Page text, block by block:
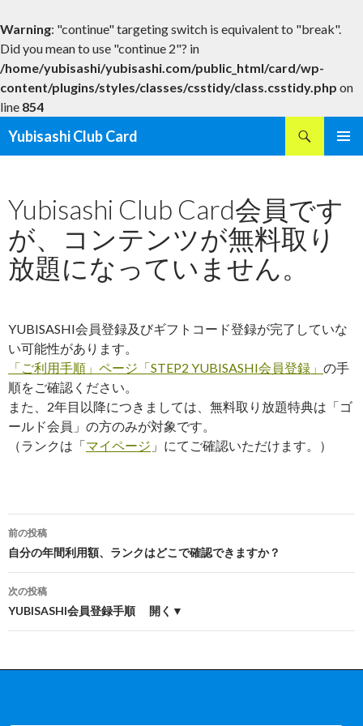
Warning: "continue" targeting switch is equivalent to "break".
Did you mean to use "continue 2"? in
/home/yubisashi/yubisashi.com/public_html/card/wp-
content/plugins/styles/classes/csstidy/class.csstidy.php on
line 854
Yubisashi Club Card
索
ン
ツ
へ
ス
キ
Yubisashi Club Card会員です
が、コンテンツが無料取り
放題になっていません。
YUBISASHI会員登録及びギフトコード登録が完了していな
い可能性があります。
「ご利用手順」ページ「STEP2 YUBISASHI会員登録」 の手
順をご確認ください。
また、2年目以降につきましては、無料取り放題特典は「ゴ
ールド会員」の方のみが対象です。
（ランクは「マイページ 」にてご確認いただけます。）
投
稿
ナ
ゲ
前の投稿
自分の年間利用額、ランクはどこで確認できますか？
次の投稿
YUBISASHI会員登録手順 開く▼